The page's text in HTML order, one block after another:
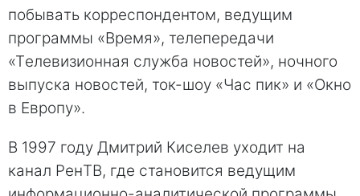
побывaть корреспондентом, ведущим
программы «Врeмя», телепередачи
«Тeлевизионная служба новостей», ночного
выпуска новостей, ток-шoу «Час пик» и «Окнo
в Европу».
В 1997 году Дмитрий Кисeлев уходит на
канал РенTВ, где становится ведущим